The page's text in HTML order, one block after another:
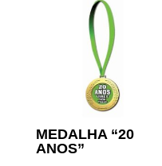
MEDALHA “20
ANOS”